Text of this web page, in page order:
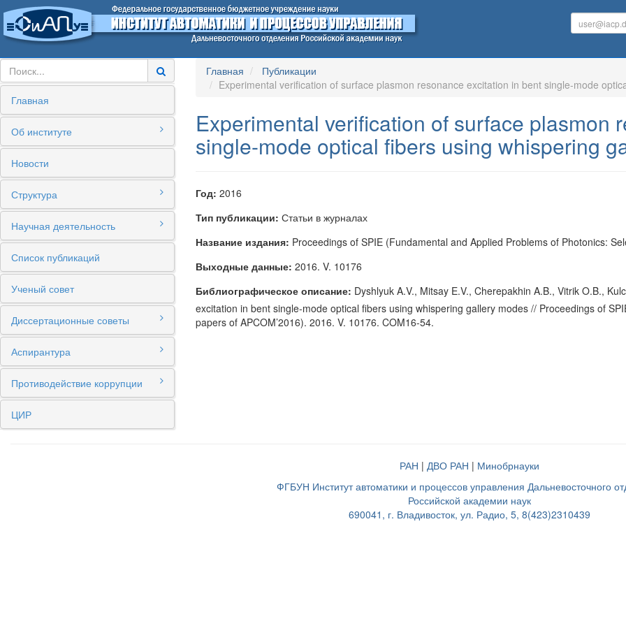
Главная
Об институте
Новости
Структура
Научная деятельность
Список публикаций
Ученый совет
Диссертационные советы
Аспирантура
Противодействие коррупции
ЦИР
Главная
Публикации
Experimental verification of surface plasmon resonance excitation in bent single-mode
Experimental verification of surface plasmon
single-mode optical fibers using whispering
Год: 2016
Тип публикации: Статьи в журналах
Название издания: Proceedings of SPIE (Fundamental and Applied Problems of Photonics:
Выходные данные: 2016. V. 10176
Библиографическое описание: Dyshlyuk A.V., Mitsay E.V., Cherepakhin A.B., Vitrik O.B.,
excitation in bent single-mode optical fibers using whispering gallery modes // Proceedings of
papers of APCOM’2016). 2016. V. 10176. COM16-54.
РАН | ДВО РАН | Минобрнауки
ФГБУН Институт автоматики и процессов управления Дальневосточного
Российской академии наук
690041, г. Владивосток, ул. Радио, 5, 8(423)2310439